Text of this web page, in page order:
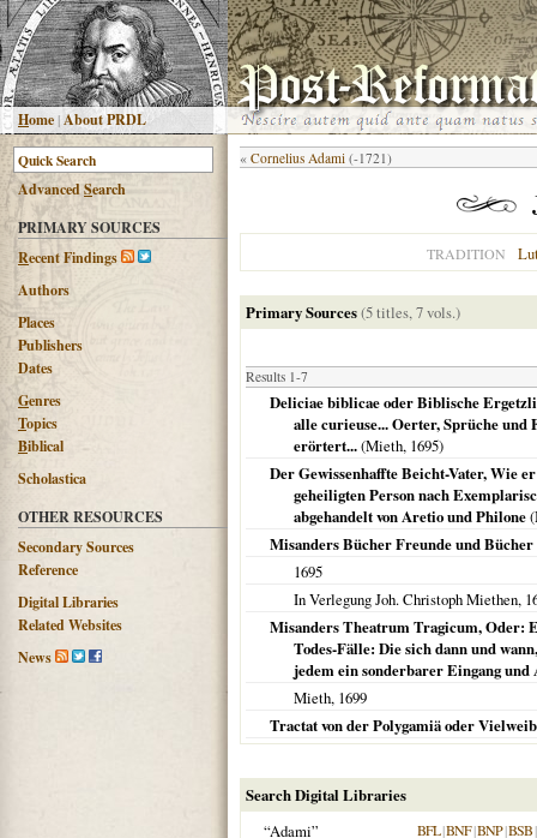
Home|About PRDL
AdvancedSearch
PRIMARY SOURCES
Recent Findings
Authors
Places
Publishers
Dates
Genres
Topics
Biblical
Scholastica
OTHER RESOURCES
Secondary Sources
Reference
Digital Libraries
Related Websites
News
« Cornelius Adami (-1721)
TRADITION
Primary Sources(5 titles, 7 vols.)
Results 1-7
Deliciae biblicae oder Biblische
alle curieuse... Oerter, Sprüche und
erörtert...(Mieth, 1695)
Der Gewissenhaffte Beicht-Vater, Wie
geheiligten Person nach
abgehandelt von Aretio und Philone
Misanders Bücher Freunde und Bücher
1695
In Verlegung Joh. Christoph Miethen,
Misanders Theatrum Tragicum, Oder:
Todes-Fälle: Die sich dann und
jedem ein sonderbarer Eingang
Mieth, 1699
Tractat von der Polygamiä oder
Search Digital Libraries
“Adami”
BFL|BNF|BNP|BSB|